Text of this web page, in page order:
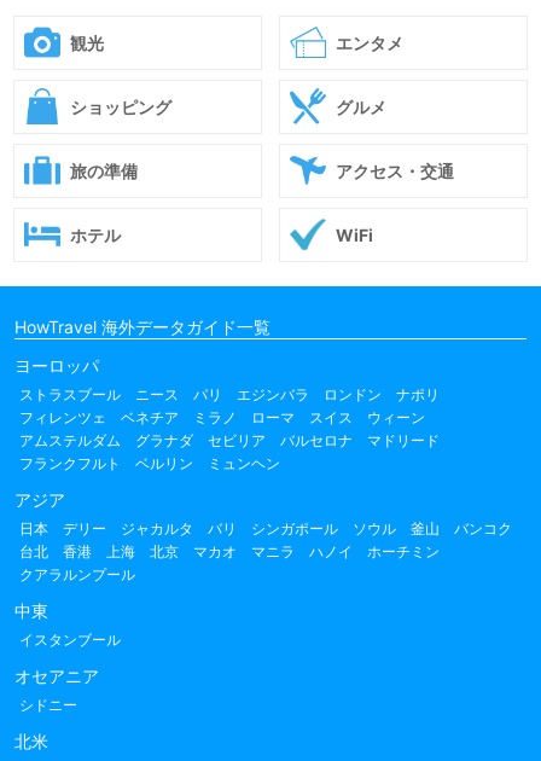
観光 エンタメ
ショッピング グルメ
旅の準備 アクセス・交通
ホテル WiFi
HowTravel 海外データガイド一覧
ヨーロッパ
ストラスブール ニース パリ エジンバラ ロンドン
ナポリ
フィレンツェ
ベネチア ミラノ ローマ スイス
ウィーン
アムステルダム
グラナダ セビリア バルセロナ
マドリード
フランクフルト
ベルリン ミュンヘン
アジア
日本 デリー ジャカルタ バリ シンガポール ソウル 釜山
バンコク
台北
香港 上海 北京 マカオ マニラ ハノイ
ホーチミン
クアラルンプール
中東
イスタンブール
オセアニア
シドニー
北米